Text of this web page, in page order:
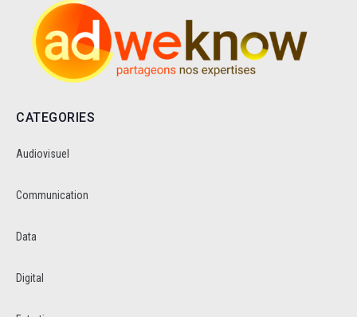
CATEGORIES
Audiovisuel
Communication
Data
Digital